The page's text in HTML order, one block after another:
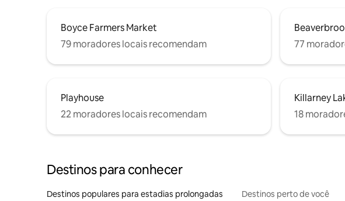
Boyce Farmers Market
79 moradores locais recomendam
77
Playhouse
22 moradores locais recomendam
Killarney
18
Destinos para conhecer
Destinos populares para estadias prolongadas Destinos perto de você